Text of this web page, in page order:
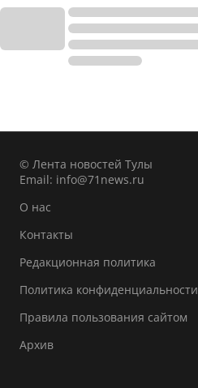
© Лента новостей Тулы
Email: info@71news.ru
О нас
Контакты
Редакционная политика
Политика конфиденциальности
Правила пользования сайтом
Архив